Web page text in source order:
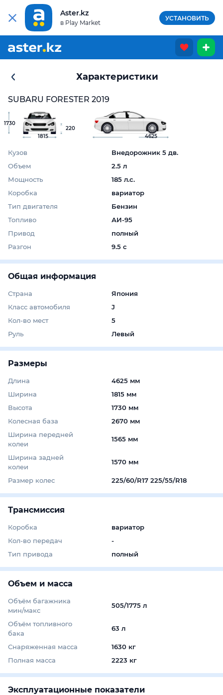
Aster.kz
в Play Market
УСТАНОВИТЬ
Характеристики
SUBARU FORESTER 2019
1815
1730
220
4625
Кузов
Внедорожник 5 дв.
Объем
2.5 л
Мощность
185 л.с.
Коробка
вариатор
Тип двигателя
Бензин
Топливо
АИ-95
Привод
полный
Разгон
9.5 с
Общая информация
Страна
Япония
Класс автомобиля
J
Кол-во мест
5
Руль
Левый
Размеры
Длина
4625 мм
Ширина
1815 мм
Высота
1730 мм
Колесная база
2670 мм
Ширина передней
колеи
1565 мм
Ширина задней
колеи
1570 мм
Размер колес 225/60/R17 225/55/R18
Трансмиссия
Коробка
вариатор
Кол-во передач
-
Тип привода
полный
Объем и масса
Объём багажника
мин/макс
505/1775 л
Объём топливного
бака
63 л
Снаряженная масса
1630 кг
Полная масса
2223 кг
Эксплуатационные показатели